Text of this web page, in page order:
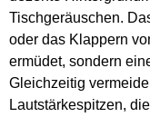
Tischgeräuschen.
oder das Klappern
ermüdet, sondern
Gleichzeitig
Lautstärkespitzen,